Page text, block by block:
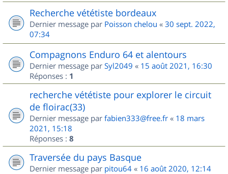
Recherche vététiste bordeaux
Dernier message par Poisson chelou « 30 sept. 2022,
07:34
Compagnons Enduro 64 et alentours
Dernier message par Syl2049 « 15 août 2021, 16:30
Réponses : 1
recherche vététiste pour explorer le circuit
de floirac(33)
Dernier message par fabien333@free.fr « 18 mars
2021, 15:18
Réponses : 8
Traversée du pays Basque
Dernier message par pitou64 « 16 août 2020, 12:14